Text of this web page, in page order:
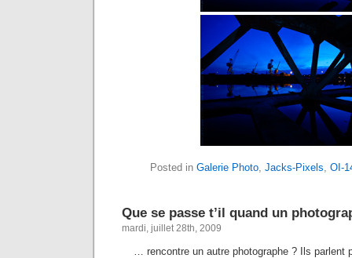
Posted in Galerie Photo, Jacks-Pixels, OI-
Que se passe t’il quand un
mardi, juillet 28th, 2009
… rencontre un autre photographe ? Ils parlent